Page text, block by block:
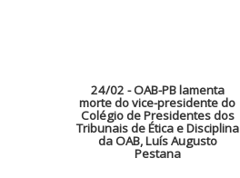
24/02 - OAB-PB lamenta
morte do vice-presidente do
Colégio de Presidentes dos
Tribunais de Ética e Disciplina
da OAB, Luís Augusto
Pestana